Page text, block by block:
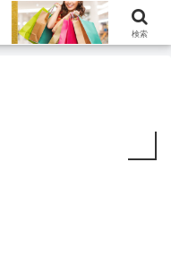
い物情報局〜
検索